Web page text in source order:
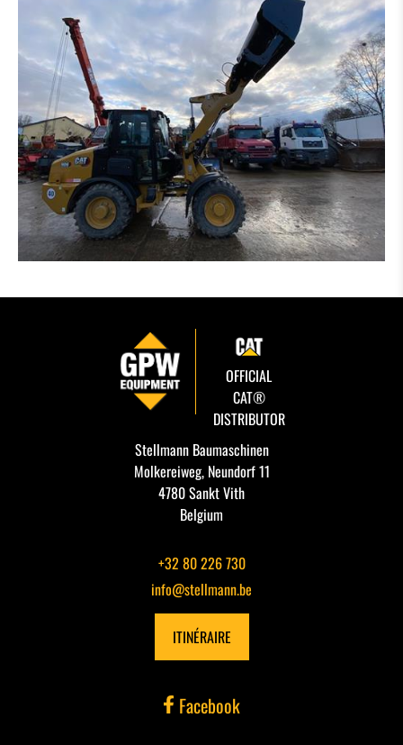
OFFICIAL
CAT®
DISTRIBUTOR
Stellmann Baumaschinen
Molkereiweg, Neundorf 11
4780 Sankt Vith
Belgium
+32 80 226 730
info@stellmann.be
ITINÉRAIRE
Facebook